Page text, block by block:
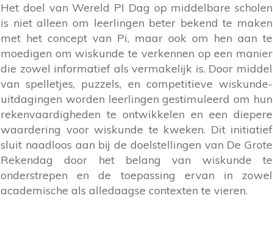
Het doel van Wereld PI Dag op middelbare scholen
is niet alleen om leerlingen beter bekend te maken
met het concept van Pi, maar ook om hen aan te
moedigen om wiskunde te verkennen op een manier
die zowel informatief als vermakelijk is. Door middel
van spelletjes, puzzels, en competitieve wiskunde-
uitdagingen worden leerlingen gestimuleerd om hun
rekenvaardigheden te ontwikkelen en een diepere
waardering voor wiskunde te kweken. Dit initiatief
sluit naadloos aan bij de doelstellingen van De Grote
Rekendag door het belang van wiskunde te
onderstrepen en de toepassing ervan in zowel
academische als alledaagse contexten te vieren.